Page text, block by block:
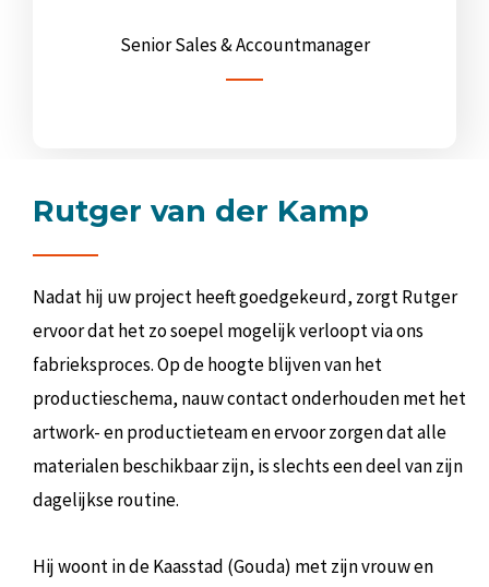
Senior Sales & Accountmanager
Rutger van der Kamp
Nadat hij uw project heeft goedgekeurd, zorgt Rutger
ervoor dat het zo soepel mogelijk verloopt via ons
fabrieksproces. Op de hoogte blijven van het
productieschema, nauw contact onderhouden met het
artwork- en productieteam en ervoor zorgen dat alle
materialen beschikbaar zijn, is slechts een deel van zijn
dagelijkse routine.
Hij woont in de Kaasstad (Gouda) met zijn vrouw en